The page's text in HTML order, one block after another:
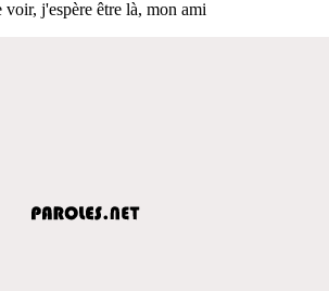
voir, j'espère être là, mon ami